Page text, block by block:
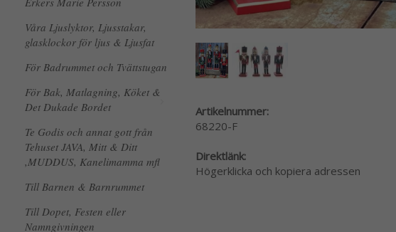
Våra Ljuslyktor, Ljusstakar,
glasklockor för ljus & Ljusfat
För Badrummet och Tvättstugan
För Bak, Matlagning, Köket &
Det Dukade Bordet
Te Godis och annat gott från
Tehuset JAVA, Mitt & Ditt
,MUDDUS, Kanelimamma mfl
Till Barnen & Barnrummet
Till Dopet, Festen eller
Namngivningen
Artikelnummer:
68220-F
Direktlänk:
Högerklicka och kopiera adressen